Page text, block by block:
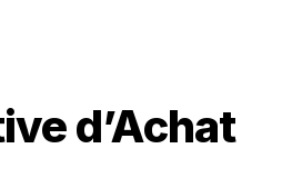
d’Achat